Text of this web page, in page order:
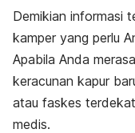
Demikian informasi
kamper yang perlu
Apabila Anda
keracunan kapur
atau faskes
medis.